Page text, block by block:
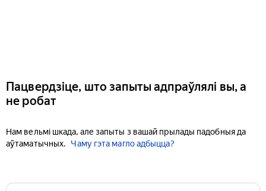
Пацвердзіце, што запыты адпраўлялі вы, а
не робат
Нам вельмі шкада, але запыты з вашай прылады падобныя да
аўтаматычных.
Чаму гэта магло адбыцца?